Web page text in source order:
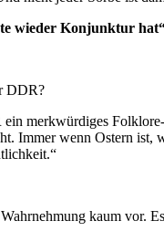
wieder Konjunktur
DDR?
merkwürdiges
Immer wenn Ostern
kaum vor.